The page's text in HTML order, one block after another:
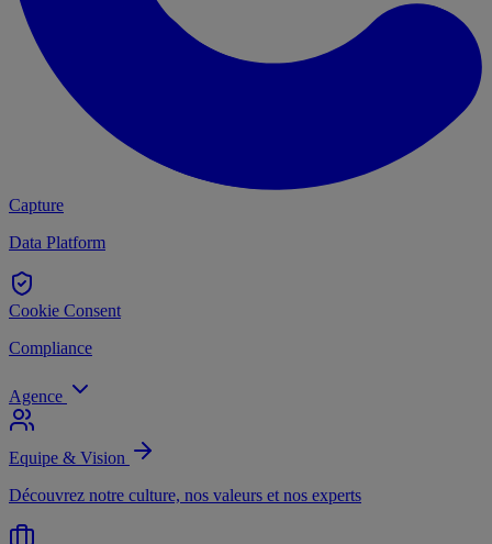
Capture
Data Platform
Cookie Consent
Compliance
Agence
Equipe & Vision
Découvrez notre culture, nos valeurs et nos experts